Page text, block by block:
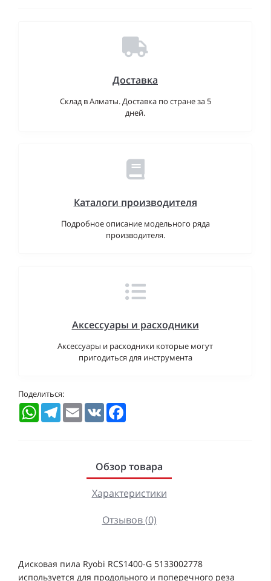
Доставка
Склад в Алматы. Доставка по стране за 5
дней.
Каталоги производителя
Подробное описание модельного ряда
производителя.
Аксессуары и расходники
Аксессуары и расходники которые могут
пригодиться для инструмента
Поделиться:
WhatsAppTelegramEmail VK
Обзор товара
Характеристики
Отзывов (0)
Дисковая пила Ryobi RCS1400-G 5133002778
используется для продольного и поперечного реза